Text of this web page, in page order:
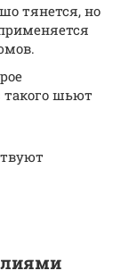
тянется, но
такого шьют